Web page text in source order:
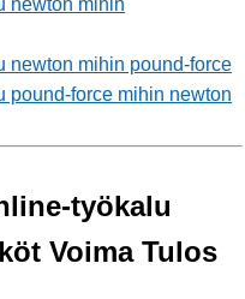
newton mihin
newton mihin pound-force
pound-force mihin newton
työkalu
Voima Tulos